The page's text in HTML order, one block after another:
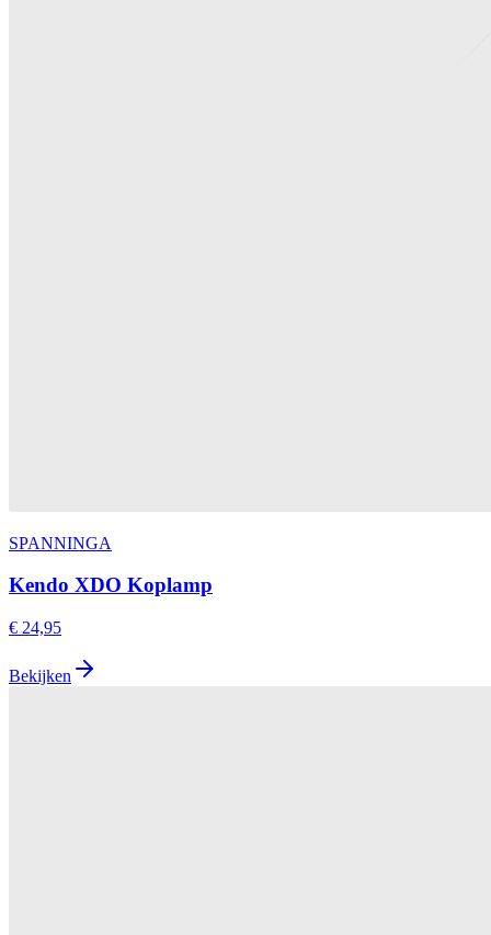
SPANNINGA
Kendo XDO Koplamp
€ 24,95
Bekijken